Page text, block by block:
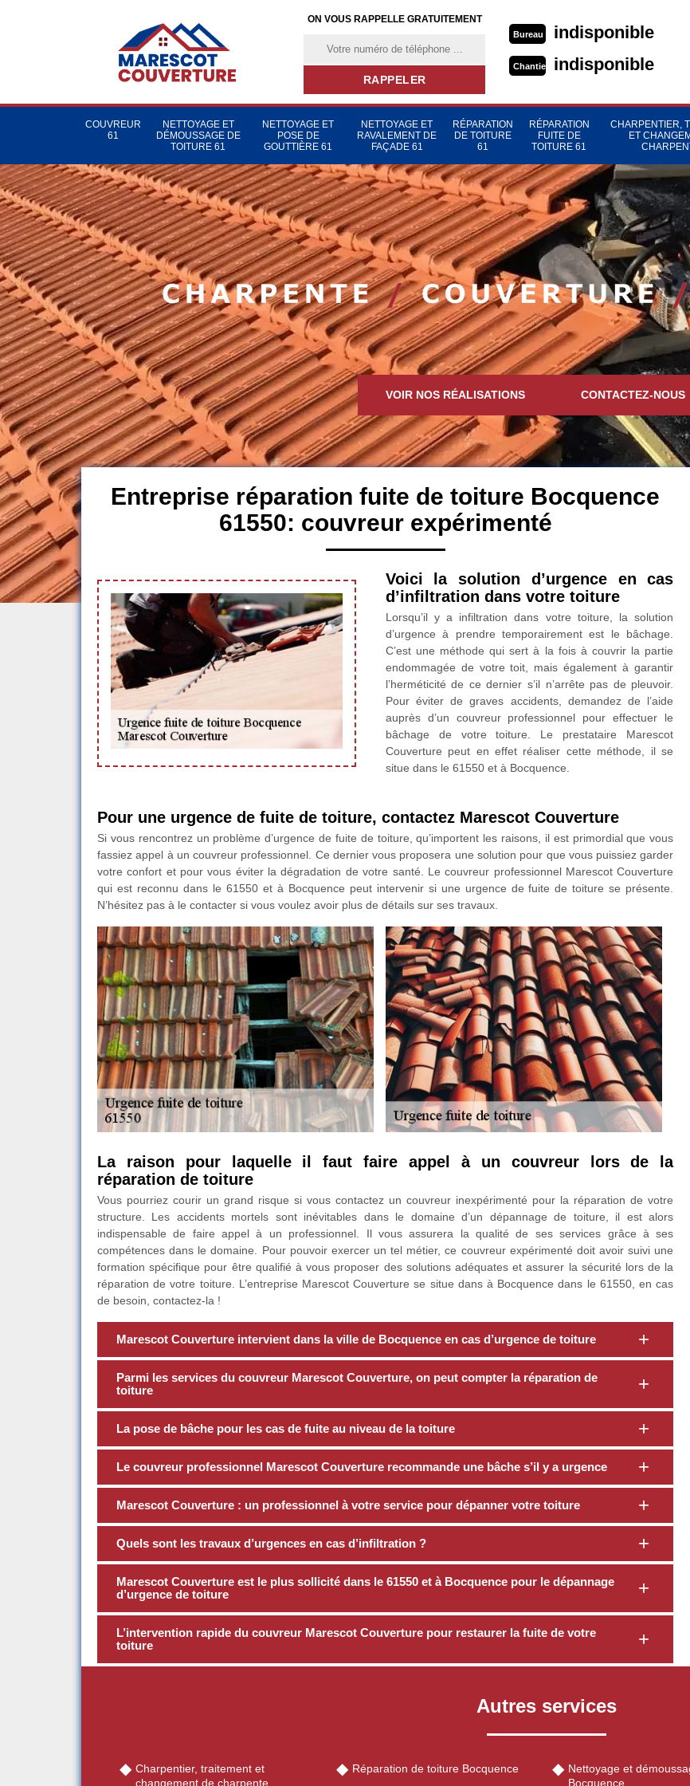
ON VOUS RAPPELLE GRATUITEMENT
Bureau indisponible
Chantier indisponible
COUVREUR
61
NETTOYAGE ET
DÉMOUSSAGE DE
TOITURE 61
NETTOYAGE ET
POSE DE
GOUTTIÈRE 61
NETTOYAGE ET
RAVALEMENT DE
FAÇADE 61
RÉPARATION
DE TOITURE
61
RÉPARATION
FUITE DE
TOITURE 61
CHARPENTIER,
ET
VOIR NOS RÉALISATIONS CONTACTEZ-NOUS
Entreprise réparation fuite de toiture Bocquence
61550: couvreur expérimenté
Voici la solution d’urgence en cas
d’infiltration dans votre toiture
Lorsqu’il y a infiltration dans votre toiture, la solution
d’urgence à prendre temporairement est le bâchage.
C’est une méthode qui sert à la fois à couvrir la partie
endommagée de votre toit, mais également à garantir
l’herméticité de ce dernier s’il n’arrête pas de pleuvoir.
Pour éviter de graves accidents, demandez de l’aide
auprès d’un couvreur professionnel pour effectuer le
bâchage de votre toiture. Le prestataire Marescot
Couverture peut en effet réaliser cette méthode, il se
situe dans le 61550 et à Bocquence.
Pour une urgence de fuite de toiture, contactez Marescot Couverture
Si vous rencontrez un problème d’urgence de fuite de toiture, qu’importent les raisons, il est primordial que vous
fassiez appel à un couvreur professionnel. Ce dernier vous proposera une solution pour que vous puissiez garder
votre confort et pour vous éviter la dégradation de votre santé. Le couvreur professionnel Marescot Couverture
qui est reconnu dans le 61550 et à Bocquence peut intervenir si une urgence de fuite de toiture se présente.
N’hésitez pas à le contacter si vous voulez avoir plus de détails sur ses travaux.
La raison pour laquelle il faut faire appel à un couvreur lors de la
réparation de toiture
Vous pourriez courir un grand risque si vous contactez un couvreur inexpérimenté pour la réparation de votre
structure. Les accidents mortels sont inévitables dans le domaine d’un dépannage de toiture, il est alors
indispensable de faire appel à un professionnel. Il vous assurera la qualité de ses services grâce à ses
compétences dans le domaine. Pour pouvoir exercer un tel métier, ce couvreur expérimenté doit avoir suivi une
formation spécifique pour être qualifié à vous proposer des solutions adéquates et assurer la sécurité lors de la
réparation de votre toiture. L’entreprise Marescot Couverture se situe dans à Bocquence dans le 61550, en cas
de besoin, contactez-la !
Marescot Couverture intervient dans la ville de Bocquence en cas d’urgence de toiture
Parmi les services du couvreur Marescot Couverture, on peut compter la réparation de
toiture
La pose de bâche pour les cas de fuite au niveau de la toiture
Le couvreur professionnel Marescot Couverture recommande une bâche s’il y a urgence
Marescot Couverture : un professionnel à votre service pour dépanner votre toiture
Quels sont les travaux d’urgences en cas d’infiltration ?
Marescot Couverture est le plus sollicité dans le 61550 et à Bocquence pour le dépannage
d’urgence de toiture
L’intervention rapide du couvreur Marescot Couverture pour restaurer la fuite de votre
toiture
Autres services
Charpentier, traitement et
changement de charpente
Réparation de toiture Bocquence
Nettoyage et
Bocquence